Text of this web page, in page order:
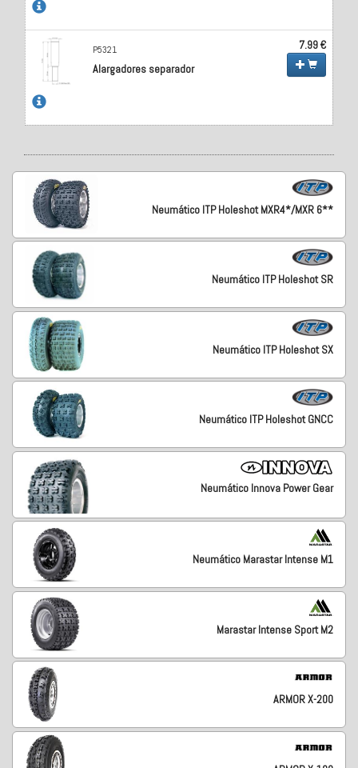
P5321
Alargadores separador
7.99 €
Neumático ITP Holeshot MXR4*/MXR 6**
Neumático ITP Holeshot SR
Neumático ITP Holeshot SX
Neumático ITP Holeshot GNCC
Neumático Innova Power Gear
Neumático Marastar Intense M1
Marastar Intense Sport M2
ARMOR X-200